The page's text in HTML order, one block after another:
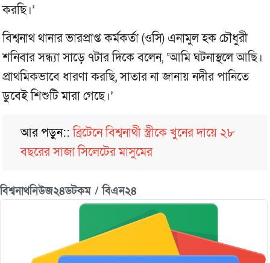
করছি।’
বিশ্বনাথ থানার ভারপ্রাপ্ত কর্মকর্তা (ওসি) এনামুল হক চৌধুরী
শনিবার সন্ধ্যা সাড়ে ৭টার দিকে বলেন, ‘আমি ঘটনাস্থলে আছি।
প্রাথমিকভাবে ধারণা করছি, সাতার না জানায় নদীর পানিতে
ডুবেই শিশুটি মারা গেছে।’
আর পড়ুন::ব্রিটেনে বিশ্বনাথী স্ত্রীকে খুনের দায়ে ২৮
বছরের সাজা সিলেটের মাসুমের
বিশ্বনাথনিউজ২৪ডটকম / বিএন২৪